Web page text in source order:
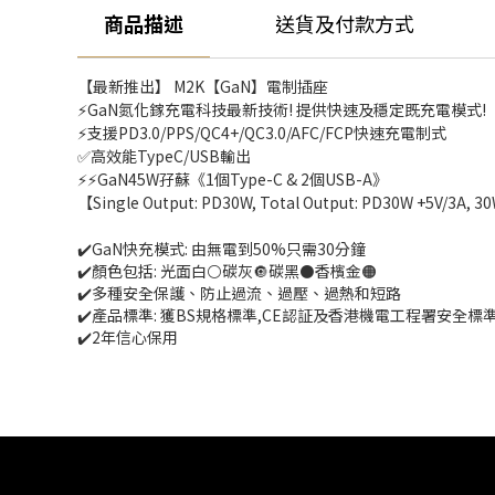
商品描述 送貨及付款方式
【最新推出】 M2K【GaN】電制插座
⚡GaN氮化鎵充電科技最新技術! 提供快速及穩定既充電模式!
⚡支援PD3.0/PPS/QC4+/QC3.0/AFC/FCP快速充電制式
✅高效能TypeC/USB輸出
⚡⚡GaN45W孖蘇《1個Type-C & 2個USB-A》
【Single Output: PD30W, Total Output: PD30W +5V/3A,
✔️GaN快充模式: 由無電到50%只需30分鐘
✔️顏色包括: 光面白⚪碳灰🔘碳黑⚫香檳金🟠
✔️多種安全保護、防止過流、過壓、過熱和短路
✔️產品標準: 獲BS規格標準,CE認証及香港機電工程署安全標
✔️2年信心保用